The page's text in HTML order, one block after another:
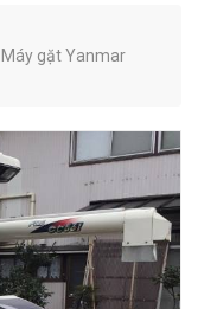
Máy gặt Yanmar